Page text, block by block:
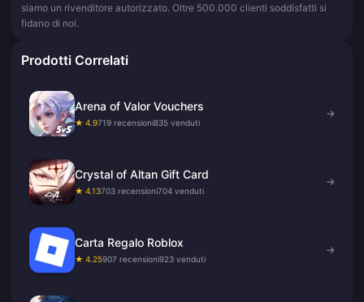
siamo un rivenditore autorizzato. Oltre 500.000 clienti soddisfatti si
fidano di noi.
Prodotti Correlati
Arena of Valor Vouchers
★ 4.9719 recensioni835 venduti
→
Crystal of Altan Gift Card
★ 4.13703 recensioni704 venduti
→
Carta Regalo Roblox
★ 4.25907 recensioni923 venduti
→